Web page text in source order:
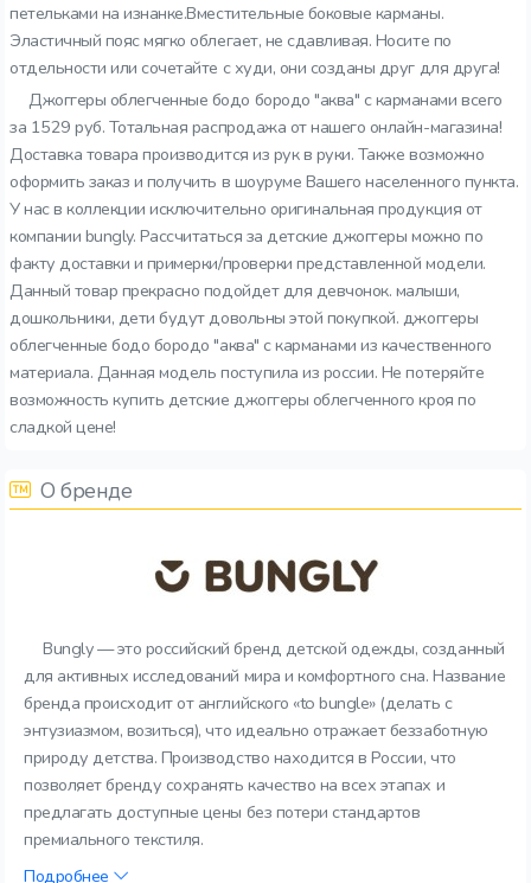
петельками на изнанке.Вместительные боковые карманы.
Эластичный пояс мягко облегает, не сдавливая. Носите по
отдельности или сочетайте с худи, они созданы друг для друга!
Джоггеры облегченные бодо бородо "аква" с карманами всего
за 1529 руб. Тотальная распродажа от нашего онлайн-магазина!
Доставка товара производится из рук в руки. Также возможно
оформить заказ и получить в шоуруме Вашего населенного пункта.
У нас в коллекции исключительно оригинальная продукция от
компании bungly. Рассчитаться за детские джоггеры можно по
факту доставки и примерки/проверки представленной модели.
Данный товар прекрасно подойдет для девчонок. малыши,
дошкольники, дети будут довольны этой покупкой. джоггеры
облегченные бодо бородо "аква" с карманами из качественного
материала. Данная модель поступила из россии. Не потеряйте
возможность купить детские джоггеры облегченного кроя по
сладкой цене!
О бренде
Bungly — это российский бренд детской одежды, созданный
для активных исследований мира и комфортного сна. Название
бренда происходит от английского «to bungle» (делать с
энтузиазмом, возиться), что идеально отражает беззаботную
природу детства. Производство находится в России, что
позволяет бренду сохранять качество на всех этапах и
предлагать доступные цены без потери стандартов
премиального текстиля.
Подробнее